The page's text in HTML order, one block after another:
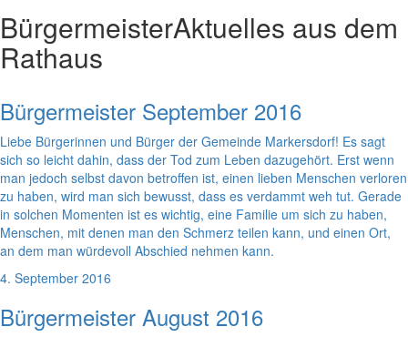
BürgermeisterAktuelles aus dem
Rathaus
Bürgermeister September 2016
Liebe Bürgerinnen und Bürger der Gemeinde Markersdorf! Es sagt
sich so leicht dahin, dass der Tod zum Leben dazugehört. Erst wenn
man jedoch selbst davon betroffen ist, einen lieben Menschen verloren
zu haben, wird man sich bewusst, dass es verdammt weh tut. Gerade
in solchen Momenten ist es wichtig, eine Familie um sich zu haben,
Menschen, mit denen man den Schmerz teilen kann, und einen Ort,
an dem man würdevoll Abschied nehmen kann.
4. September 2016
Bürgermeister August 2016